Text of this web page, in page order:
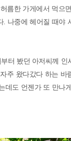
름한 가게에서 먹으
나중에 헤어질 때야
터 봤던 아저씨께 인
주 왔다갔다 하는 바
데도 언젠가 또 만나